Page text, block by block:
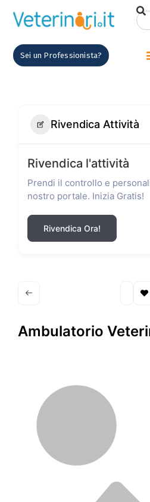
Sei un Professionista?
Rivendica Attività
Rivendica l'attività
Prendi il controllo e
nostro portale. Inizia Gratis!
Rivendica Ora!
Ambulatorio